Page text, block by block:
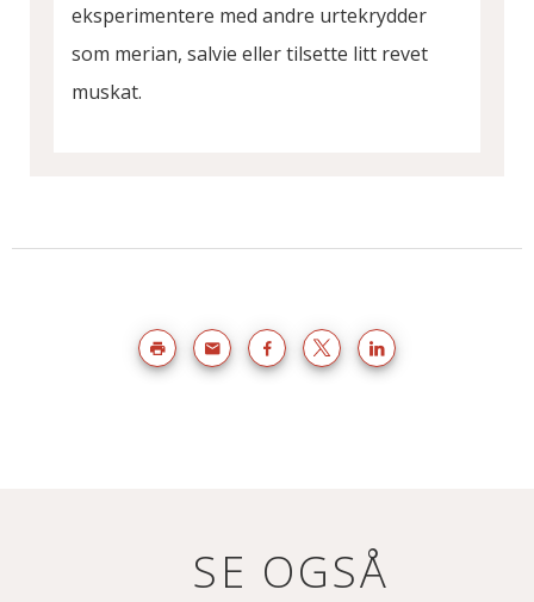
eksperimentere med andre urtekrydder
som merian, salvie eller tilsette litt revet
muskat.
SE OGSÅ